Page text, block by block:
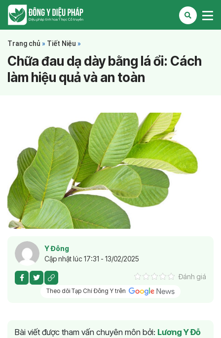
Trang chủ » Tiết Niệu »
Chữa đau dạ dày bằng lá ổi: Cách
làm hiệu quả và an toàn
Y Đông
Cập nhật lúc 17:31 - 13/02/2025
Đánh giá
Theo dõi Tạp Chí Đông Y trên
Bài viết được tham vấn chuyên môn bởi: Lương Y Đỗ